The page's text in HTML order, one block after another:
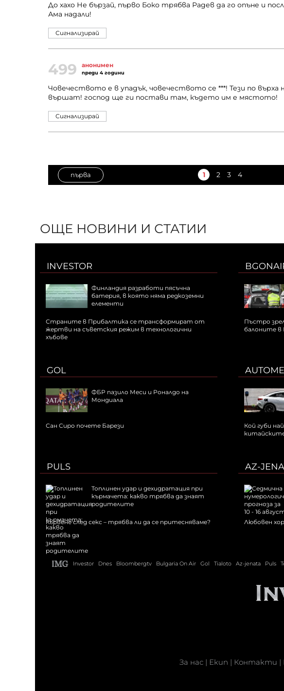
До хахо Не бързай, първо Боко трябва Радев да го опъне и
Ама надали!
Сигнализирай
499 анонимен
преди 4 години
Човечеството е в упадък, човечеството се ***! Тези по върха
вършат! господ ще ги постави там, където им е мястото!
Сигнализирай
първа 1 2 3 4
ОЩЕ НОВИНИ И СТАТИИ
INVESTOR
Финландия разработи пясъчна
батерия, в която няма редкоземни
елементи
Страните в Прибалтика се трансформират от
жертви на съветския режим в технологични
хъбове
Пъстро
балоните
GOL
ФБР пазило Меси и Роналдо на
Мондиала
Сан Сиро почете Барези
Кой губи
PULS
Топлинен удар и дехидратация при
кърмачета: какво трябва да знаят
родителите
Кървене след секс – трябва ли да се притесняваме?
AZ-
Любовен
Investor Dnes Bloombergtv Bulgaria On Air Gol Tialoto Az-jenata Puls
За нас| Екип | Контакти |